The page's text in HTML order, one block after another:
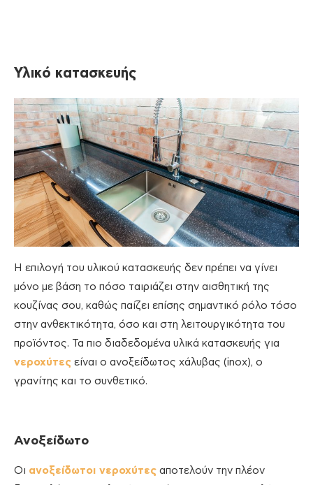
Υλικό κατασκευής
Η επιλογή του υλικού κατασκευής δεν πρέπει να γίνει
μόνο με βάση το πόσο ταιριάζει στην αισθητική της
κουζίνας σου, καθώς παίζει επίσης σημαντικό ρόλο τόσο
στην ανθεκτικότητα, όσο και στη λειτουργικότητα του
προϊόντος. Τα πιο διαδεδομένα υλικά κατασκευής για
νεροχύτες είναι ο ανοξείδωτος χάλυβας (inox), ο
γρανίτης και το συνθετικό.
Ανοξείδωτο
Οι ανοξείδωτοι νεροχύτες αποτελούν την πλέον